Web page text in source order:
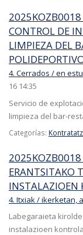
2025KOZB0018
CONTROL DE
LIMPIEZA DEL
4. Cerrados / en
16 14:35
Servicio de
limpieza del bar-
Categorías:
2025KOZB0018
ERANTSITAKO
INSTALAZIOEN
4. Itxiak / ikerketan,
Labegaraieta
instalazioen